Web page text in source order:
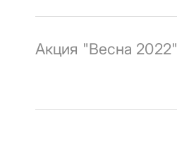
Акция "Весна 2022"